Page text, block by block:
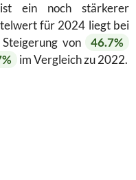
ist ein noch stärkerer
für 2024 liegt bei
von
46.7%
im Vergleich zu 2022.